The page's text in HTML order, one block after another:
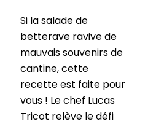
ou sauce mimosa
La sauce mimosa est
une sauce légère et
aérienne, présentée
par le chef Lucas
Tricot pour sa